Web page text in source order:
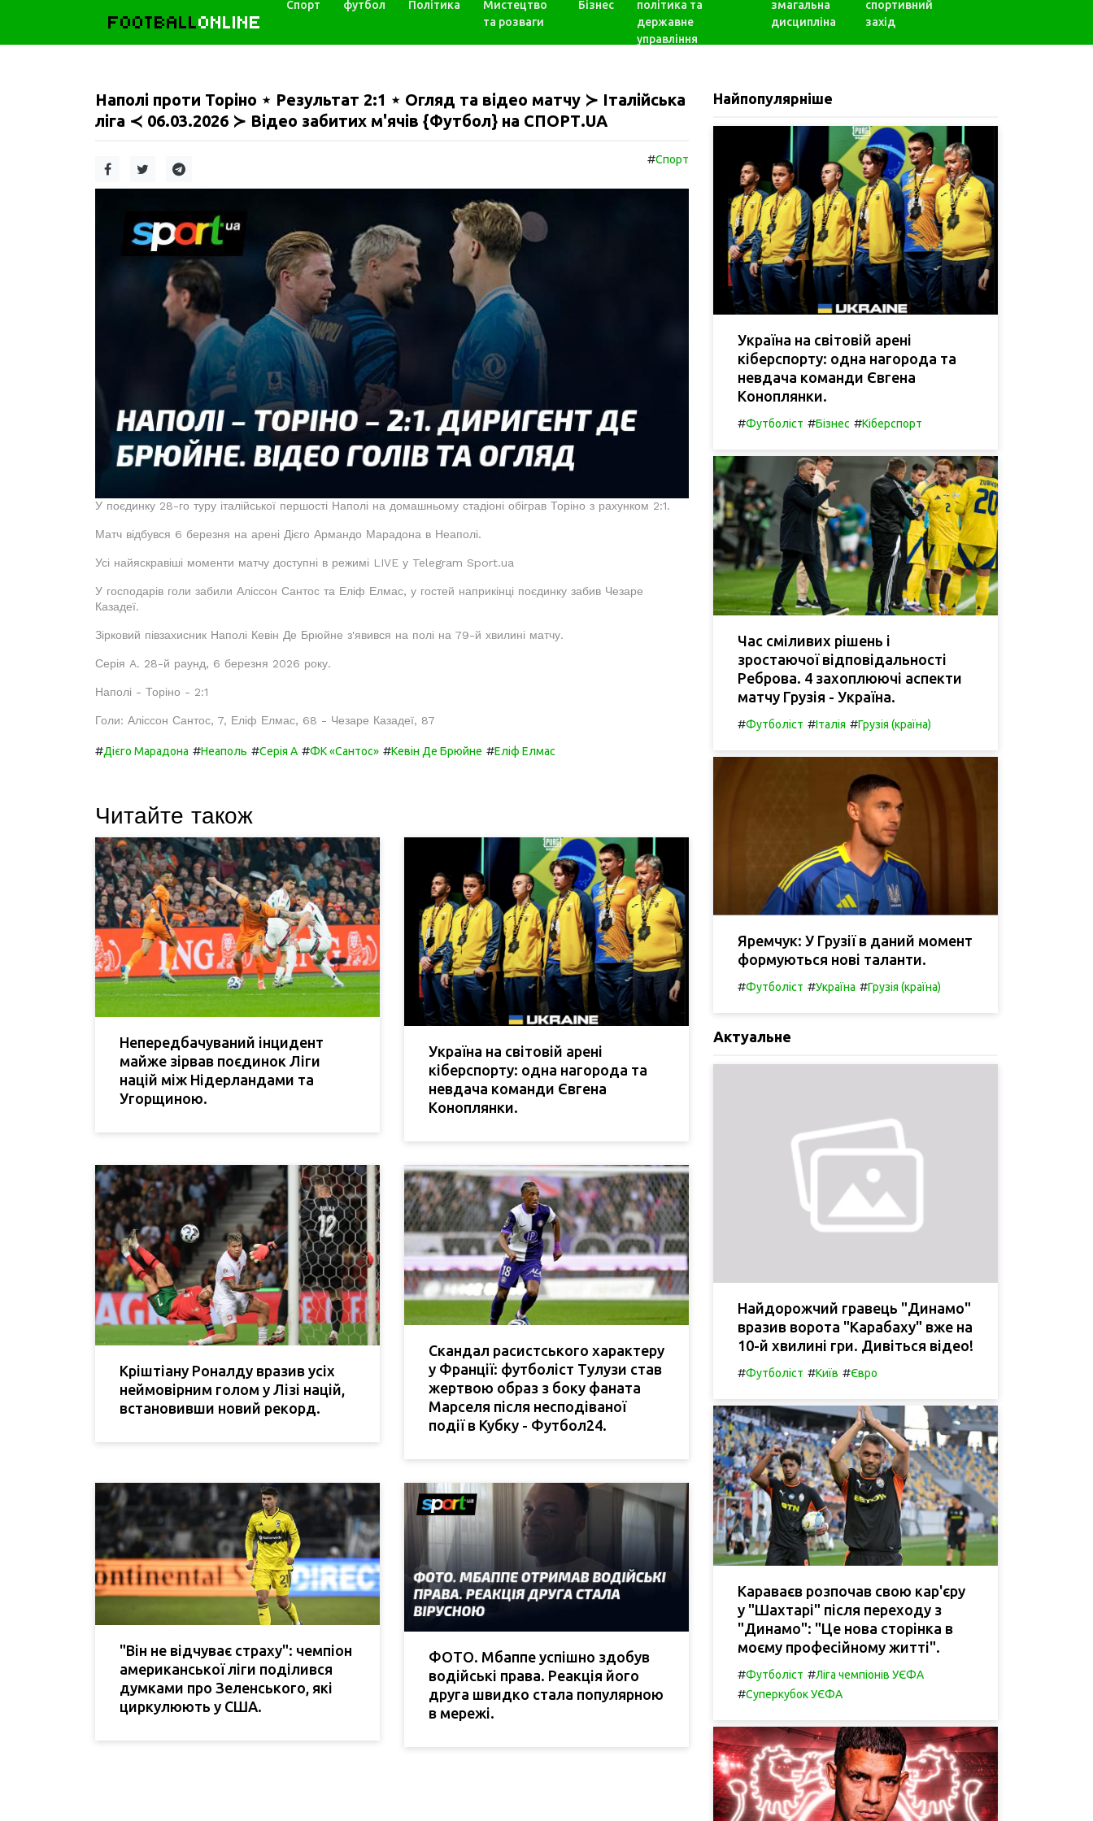
FOOTBALLONLINE
Спорт футбол Політика
Мистецтво
та розваги
Бізнес
політика та
державне
управління
змагальна
дисципліна
спортивний
захід
Наполі проти Торіно ⋆ Результат 2:1 ⋆ Огляд та відео матчу ≻ Італійська
ліга ≺ 06.03.2026 ≻ Відео забитих м'ячів {Футбол} на СПОРТ.UA
#Спорт
У поєдинку 28-го туру італійської першості Наполі на домашньому стадіоні обіграв Торіно з рахунком 2:1.
Матч відбувся 6 березня на арені Дієго Армандо Марадона в Неаполі.
Усі найяскравіші моменти матчу доступні в режимі LIVE у Telegram Sport.ua
У господарів голи забили Аліссон Сантос та Еліф Елмас, у гостей наприкінці поєдинку забив Чезаре
Казадеї.
Зірковий півзахисник Наполі Кевін Де Брюйне з'явився на полі на 79-й хвилині матчу.
Серія A. 28-й раунд, 6 березня 2026 року.
Наполі - Торіно - 2:1
Голи: Аліссон Сантос, 7, Еліф Елмас, 68 - Чезаре Казадеї, 87
#Дієго Марадона #Неаполь #Серія А #ФК «Сантос» #Кевін Де Брюйне #Еліф Елмас
Читайте також
Непередбачуваний інцидент
майже зірвав поєдинок Ліги
націй між Нідерландами та
Угорщиною.
Україна на світовій арені
кіберспорту: одна нагорода та
невдача команди Євгена
Коноплянки.
Кріштіану Роналду вразив усіх
неймовірним голом у Лізі націй,
встановивши новий рекорд.
Скандал расистського характеру
у Франції: футболіст Тулузи став
жертвою образ з боку фаната
Марселя після несподіваної
події в Кубку - Футбол24.
"Він не відчуває страху": чемпіон
американської ліги поділився
думками про Зеленського, які
циркулюють у США.
ФОТО. Мбаппе успішно здобув
водійські права. Реакція його
друга швидко стала популярною
в мережі.
Найпопулярніше
Україна на світовій арені
кіберспорту: одна нагорода та
невдача команди Євгена
Коноплянки.
#Футболіст #Бізнес #Кіберспорт
Час сміливих рішень і
зростаючої відповідальності
Реброва. 4 захоплюючі аспекти
матчу Грузія - Україна.
#Футболіст #Італія #Грузія (країна)
Яремчук: У Грузії в даний момент
формуються нові таланти.
#Футболіст #Україна #Грузія (країна)
Актуальне
Найдорожчий гравець "Динамо"
вразив ворота "Карабаху" вже на
10-й хвилині гри. Дивіться відео!
#Футболіст #Київ #Євро
Караваєв розпочав свою кар'єру
у "Шахтарі" після переходу з
"Динамо": "Це нова сторінка в
моєму професійному житті".
#Футболіст #Ліга чемпіонів УЄФА
#Суперкубок УЄФА